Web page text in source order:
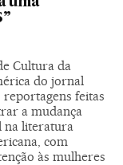
Cultura da
do jornal
reportagens feitas
a mudança
na literatura
com
às mulheres